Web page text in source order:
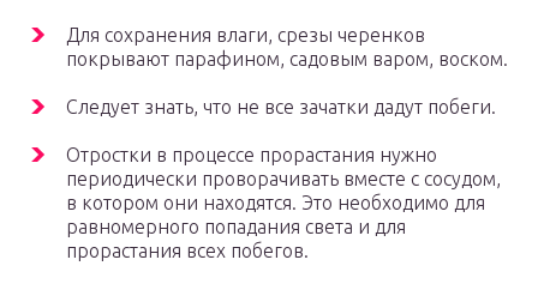
Для сохранения влаги, срезы черенков
покрывают парафином, садовым варом, воском.
Следует знать, что не все зачатки дадут побеги.
Отростки в процессе прорастания нужно
периодически проворачивать вместе с сосудом,
в котором они находятся. Это необходимо для
равномерного попадания света и для
прорастания всех побегов.